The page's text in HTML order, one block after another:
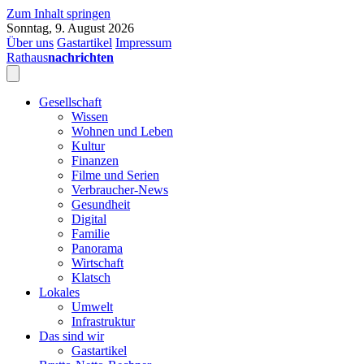
Zum Inhalt springen
Sonntag, 9. August 2026
Über uns Gastartikel Impressum
Rathausnachrichten
Gesellschaft
Wissen
Wohnen und Leben
Kultur
Finanzen
Filme und Serien
Verbraucher-News
Gesundheit
Digital
Familie
Panorama
Wirtschaft
Klatsch
Lokales
Umwelt
Infrastruktur
Das sind wir
Gastartikel